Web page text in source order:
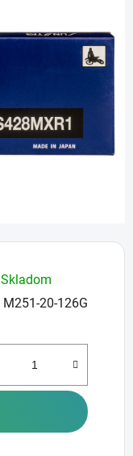
Skladom
M251-20-126G